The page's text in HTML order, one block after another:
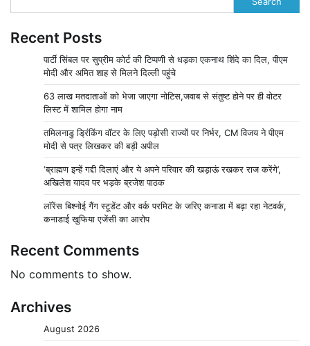
Recent Posts
पार्टी सिंबल पर सुप्रीम कोर्ट की टिप्पणी से धड़का एकनाथ शिंदे का दिल, पीएम
मोदी और अमित शाह से मिलने दिल्ली पहुंचे
63 लाख मतदाताओं को भेजा जाएगा नोटिस,जवाब से संतुष्ट होने पर ही वोटर
लिस्ट में शामिल होगा नाम
तमिलनाडु ड्रिंकिंग वॉटर के लिए पड़ोसी राज्यों पर निर्भर, CM विजय ने पीएम
मोदी से पत्र लिखकर की बड़ी अपील
‘ब्राह्मण इन्हें गद्दी दिलाएं और ये अपने परिवार की खड़ाऊं रखकर राज करेंगे’,
अखिलेश यादव पर भड़के ब्रजेश पाठक
लॉरेंस बिश्नोई गैंग स्टूडेंट और वर्क परमिट के जरिए कनाडा में बढ़ा रहा नेटवर्क,
कनाडाई खुफिया एजेंसी का आरोप
Recent Comments
No comments to show.
Archives
August 2026